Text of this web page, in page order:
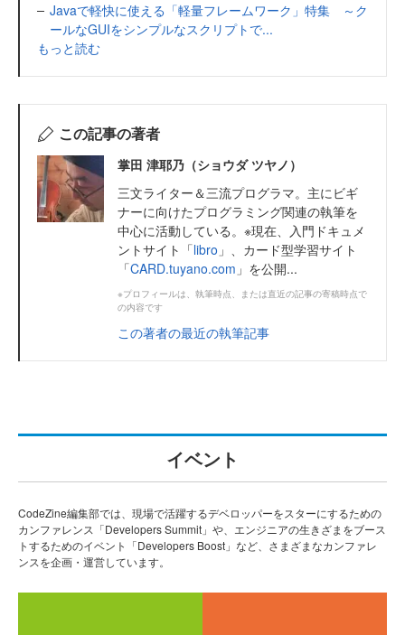
Javaで軽快に使える「軽量フレームワーク」特集 ～ク
ールなGUIをシンプルなスクリプトで...
もっと読む
この記事の著者
掌田 津耶乃（ショウダ ツヤノ）
三文ライター＆三流プログラマ。主にビギ
ナーに向けたプログラミング関連の執筆を
中心に活動している。※現在、入門ドキュメ
ントサイト「libro 」、カード型学習サイト
「CARD.tuyano.com 」を公開...
※プロフィールは、執筆時点、または直近の記事の寄稿時点で
の内容です
この著者の最近の執筆記事
イベント
CodeZine編集部では、現場で活躍するデベロッパーをスターにするための
カンファレンス「Developers Summit」や、エンジニアの生きざまをブース
トするためのイベント「Developers Boost」など、さまざまなカンファレ
ンスを企画・運営しています。